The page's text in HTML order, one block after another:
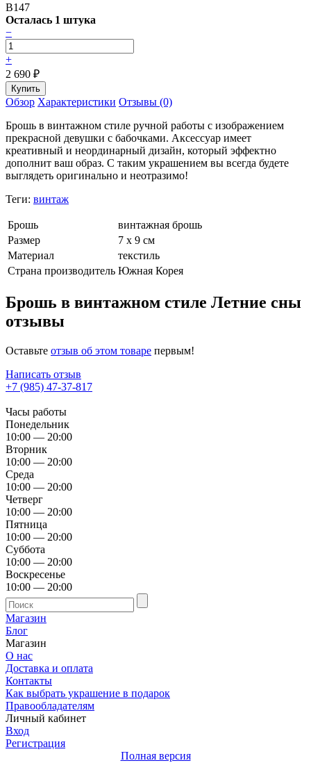
B147
Осталась 1 штука
−
+
2 690 ₽
Обзор Характеристики Отзывы (0)
Брошь в винтажном стиле ручной работы с изображением
прекрасной девушки с бабочками. Аксессуар имеет
креативный и неординарный дизайн, который эффектно
дополнит ваш образ. С таким украшением вы всегда будете
выглядеть оригинально и неотразимо!
Теги: винтаж
Брошь
винтажная брошь
Размер
7 х 9 см
Материал
текстиль
Страна производитель Южная Корея
Брошь в винтажном стиле Летние сны
отзывы
Оставьте отзыв об этом товаре первым!
Написать отзыв
+7 (985) 47-37-817
Часы работы
Понедельник
10:00 — 20:00
Вторник
10:00 — 20:00
Среда
10:00 — 20:00
Четверг
10:00 — 20:00
Пятница
10:00 — 20:00
Суббота
10:00 — 20:00
Воскресенье
10:00 — 20:00
Магазин
Блог
Магазин
О нас
Доставка и оплата
Контакты
Как выбрать украшение в подарок
Правообладателям
Личный кабинет
Вход
Регистрация
Полная версия